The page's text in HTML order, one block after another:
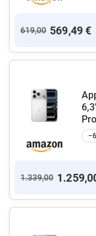
619,00 569,49 €
1.339,00